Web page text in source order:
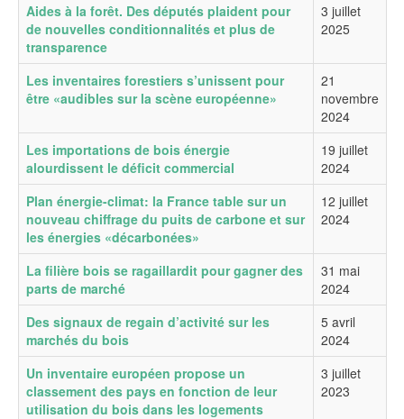
Aides à la forêt. Des députés plaident pour
de nouvelles conditionnalités et plus de
transparence
3 juillet
2025
Les inventaires forestiers s’unissent pour
être «audibles sur la scène européenne»
21
novembre
2024
Les importations de bois énergie
alourdissent le déficit commercial
19 juillet
2024
Plan énergie-climat: la France table sur un
nouveau chiffrage du puits de carbone et sur
les énergies «décarbonées»
12 juillet
2024
La filière bois se ragaillardit pour gagner des
parts de marché
31 mai
2024
Des signaux de regain d’activité sur les
marchés du bois
5 avril
2024
Un inventaire européen propose un
classement des pays en fonction de leur
utilisation du bois dans les logements
3 juillet
2023